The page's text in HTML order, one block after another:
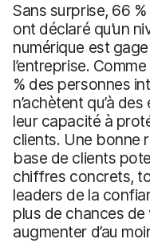
Sans surprise, 66
ont déclaré qu’un
numérique est
l’entreprise.
% des personnes
n’achètent qu’à
leur capacité à
clients. Une bonne
base de clients
chiffres concrets,
leaders de la
plus de chances
augmenter d’au